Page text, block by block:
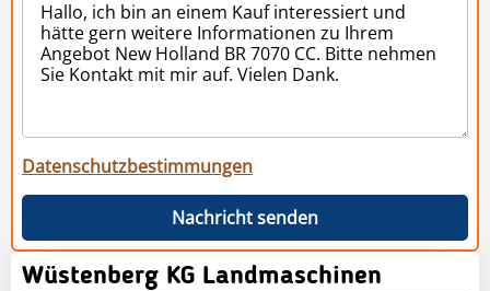
Datenschutzbestimmungen
Nachricht senden
Wüstenberg KG Landmaschinen